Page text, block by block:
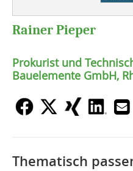
Rainer Pieper
Prokurist und
Bauelemente GmbH,
Thematisch